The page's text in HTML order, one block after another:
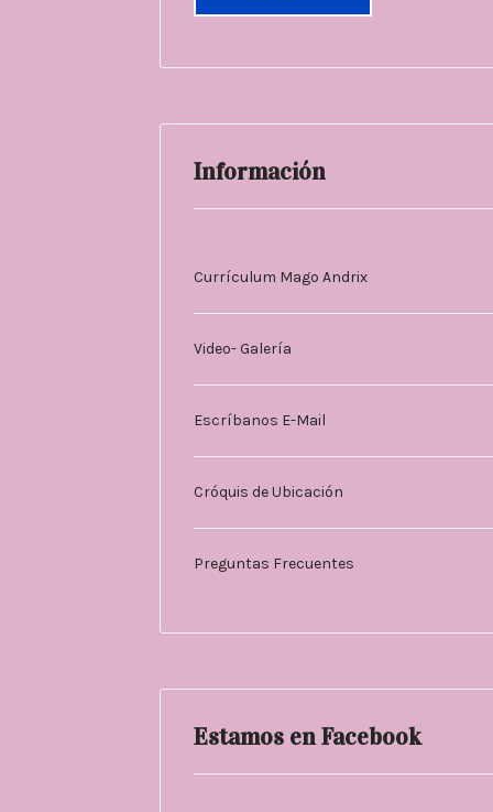
Información
Currículum Mago Andrix
Video- Galería
Escríbanos E-Mail
Cróquis de Ubicación
Preguntas Frecuentes
Estamos en Facebook